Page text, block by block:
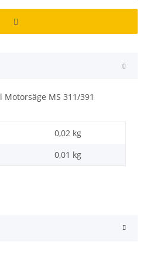
MS 311/391
0,02 kg
0,01 kg